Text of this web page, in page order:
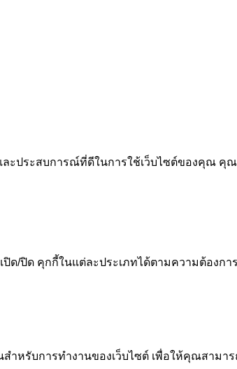
ะประสบการณ์ที่ดีในการใช้เว็บไซต์ของคุณ คุณ
ด/ปิด คุกกี้ในแต่ละประเภทได้ตามความต้องกา
ำหรับการทำงานของเว็บไซต์ เพื่อให้คุณสามา